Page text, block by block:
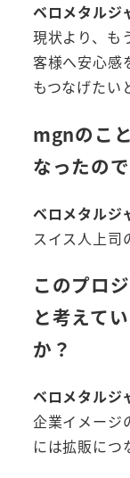
ベロメタルジ
現状より、も
客様へ安心感
もつなげたい
mgnのこ
なったの
ベロメタルジ
スイス人上司
このプロ
と考えて
か？
ベロメタルジ
企業イメージ
には拡販につ